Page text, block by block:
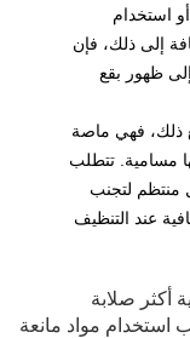
استخدام
إلى ذلك، فإن
ظهور بقع
ذلك، فهي ماصة
مسامية. تتطلب
منتظم لتجنب
عند التنظيف
أكثر صلابة
استخدام مواد مانعة